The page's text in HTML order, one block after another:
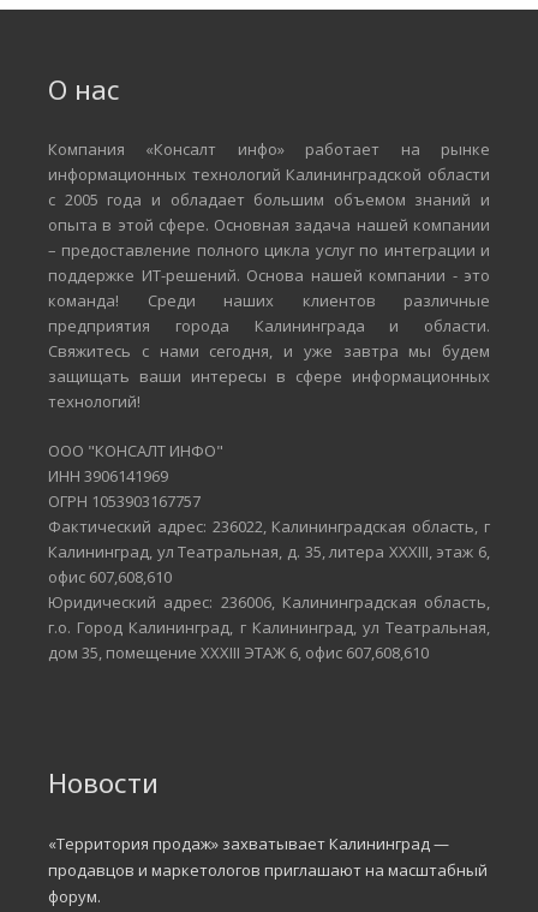
О нас
Компания «Консалт инфо» работает на рынке
информационных технологий Калининградской области
с 2005 года и обладает большим объемом знаний и
опыта в этой сфере. Основная задача нашей компании
– предоставление полного цикла услуг по интеграции и
поддержке ИТ-решений. Основа нашей компании - это
команда! Среди наших клиентов различные
предприятия города Калининграда и области.
Свяжитесь с нами сегодня, и уже завтра мы будем
защищать ваши интересы в сфере информационных
технологий!
ООО "КОНСАЛТ ИНФО"
ИНН 3906141969
ОГРН 1053903167757
Фактический адрес: 236022, Калининградская область, г
Калининград, ул Театральная, д. 35, литера XXXIII, этаж 6,
офис 607,608,610
Юридический адрес: 236006, Калининградская область,
г.о. Город Калининград, г Калининград, ул Театральная,
дом 35, помещение XXXIII ЭТАЖ 6, офис 607,608,610
Новости
«Территория продаж» захватывает Калининград —
продавцов и маркетологов приглашают на масштабный
форум.